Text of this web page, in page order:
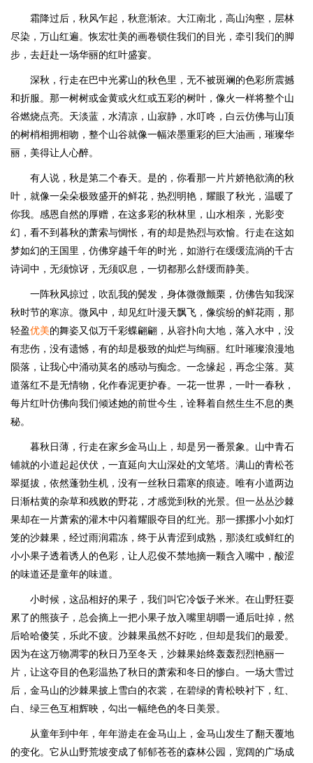
霜降过后，秋风乍起，秋意渐浓。大江南北，高山沟壑，层林
尽染，万山红遍。恢宏壮美的画卷锁住我们的目光，牵引我们的脚
步，去赶赴一场华丽的红叶盛宴。
深秋，行走在巴中光雾山的秋色里，无不被斑斓的色彩所震撼
和折服。那一树树或金黄或火红或五彩的树叶，像火一样将整个山
谷燃烧点亮。天淡蓝，水清凉，山寂静，水叮咚，白云仿佛与山顶
的树梢相拥相吻，整个山谷就像一幅浓墨重彩的巨大油画，璀璨华
丽，美得让人心醉。
有人说，秋是第二个春天。是的，你看那一片片娇艳欲滴的秋
叶，就像一朵朵极致盛开的鲜花，热烈明艳，耀眼了秋光，温暖了
你我。感恩自然的厚赠，在这多彩的秋林里，山水相亲，光影变
幻，看不到暮秋的萧索与惆怅，有的却是热烈与欢愉。行走在这如
梦如幻的王国里，仿佛穿越千年的时光，如游行在缓缓流淌的千古
诗词中，无须惊讶，无须叹息，一切都那么舒缓而静美。
一阵秋风掠过，吹乱我的鬓发，身体微微颤栗，仿佛告知我深
秋时节的寒凉。微风中，却见红叶漫天飘飞，像缤纷的鲜花雨，那
轻盈优美的舞姿又似万千彩蝶翩翩，从容扑向大地，落入水中，没
有悲伤，没有遗憾，有的却是极致的灿烂与绚丽。红叶璀璨浪漫地
陨落，让我心中涌动莫名的感动与痴念。一念缘起，再念尘落。莫
道落红不是无情物，化作春泥更护春。一花一世界，一叶一春秋，
每片红叶仿佛向我们倾述她的前世今生，诠释着自然生生不息的奥
秘。
暮秋日薄，行走在家乡金马山上，却是另一番景象。山中青石
铺就的小道起起伏伏，一直延向大山深处的文笔塔。满山的青松苍
翠挺拔，依然蓬勃生机，没有一丝秋日霜寒的痕迹。唯有小道两边
日渐枯黄的杂草和残败的野花，才感觉到秋的光景。但一丛丛沙棘
果却在一片萧索的灌木中闪着耀眼夺目的红光。那一摞摞小小如灯
笼的沙棘果，经过雨润霜冻，终于从青涩到成熟，那淡红或鲜红的
小小果子透着诱人的色彩，让人忍俊不禁地摘一颗含入嘴中，酸涩
的味道还是童年的味道。
小时候，这品相好的果子，我们叫它冷饭子米米。在山野狂耍
累了的熊孩子，总会摘上一把小果子放入嘴里胡嚼一通后吐掉，然
后哈哈傻笑，乐此不疲。沙棘果虽然不好吃，但却是我们的最爱。
因为在这万物凋零的秋日乃至冬天，沙棘果始终轰轰烈烈艳丽一
片，让这夺目的色彩温热了秋日的萧索和冬日的惨白。一场大雪过
后，金马山的沙棘果披上雪白的衣裳，在碧绿的青松映衬下，红、
白、绿三色互相辉映，勾出一幅绝色的冬日美景。
从童年到中年，年年游走在金马山上，金马山发生了翻天覆地
的变化。它从山野荒坡变成了郁郁苍苍的森林公园，宽阔的广场成